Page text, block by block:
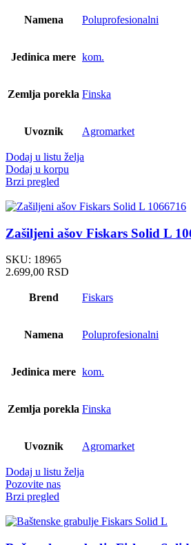
Namena Poluprofesionalni
Jedinica mere kom.
Zemlja porekla Finska
Uvoznik Agromarket
Dodaj u listu želja
Dodaj u korpu
Brzi pregled
Zašiljeni ašov Fiskars Solid L
SKU: 18965
2.699,00 RSD
Brend Fiskars
Namena Poluprofesionalni
Jedinica mere kom.
Zemlja porekla Finska
Uvoznik Agromarket
Dodaj u listu želja
Pozovite nas
Brzi pregled